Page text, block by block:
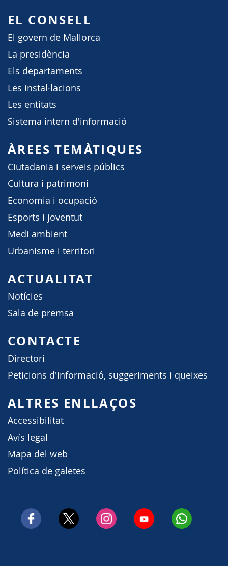
EL CONSELL
El govern de Mallorca
La presidència
Els departaments
Les instal·lacions
Les entitats
Sistema intern d'informació
ÀREES TEMÀTIQUES
Ciutadania i serveis públics
Cultura i patrimoni
Economia i ocupació
Esports i joventut
Medi ambient
Urbanisme i territori
ACTUALITAT
Notícies
Sala de premsa
CONTACTE
Directori
Peticions d'informació, suggeriments i queixes
ALTRES ENLLAÇOS
Accessibilitat
Avís legal
Mapa del web
Política de galetes